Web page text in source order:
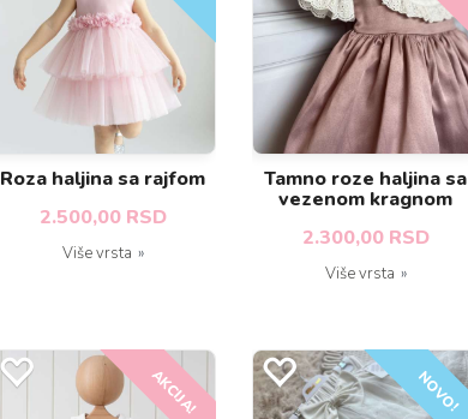
Roza haljina sa rajfom
2.500,00 RSD
Više vrsta
Tamno roze haljina sa
vezenom kragnom
2.300,00 RSD
Više vrsta
AKCIJA! NOVO!